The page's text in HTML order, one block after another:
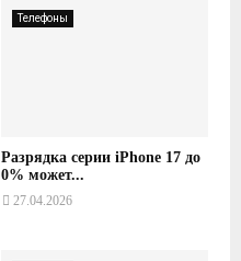
Телефоны
Разрядка серии iPhone 17 до
0% может...
27.04.2026